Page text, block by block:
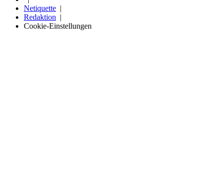
Netiquette
Redaktion
Cookie-Einstellungen